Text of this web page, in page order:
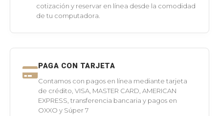
cotización y reservar en línea desde la comodidad
de tu computadora.
PAGA CON TARJETA
Contamos con pagos en línea mediante tarjeta
de crédito, VISA, MASTER CARD, AMERICAN
EXPRESS, transferencia bancaria y pagos en
OXXO y Súper 7